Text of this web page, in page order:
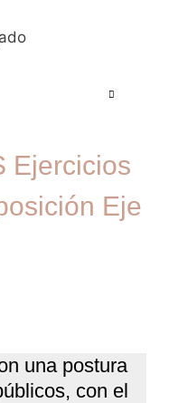
Ejercicios
Eje
una postura
con el